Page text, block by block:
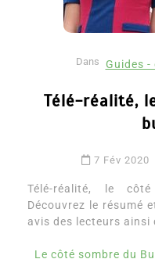
Dans Guides
Télé-réalité,
7 Fév 2020
Télé-réalité, le
Découvrez le résumé
avis des lecteurs ainsi
Le côté sombre du